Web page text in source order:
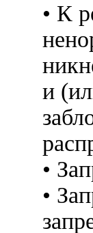
• К
и
•
•